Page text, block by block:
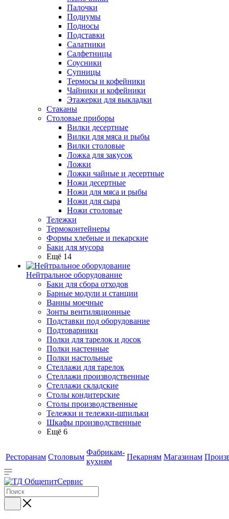
Палочки
Подиумы
Подносы
Подставки
Салатники
Салфетницы
Соусники
Супницы
Термосы и кофейники
Чайники и кофейники
Этажерки для выкладки
Стаканы
Столовые приборы
Вилки десертные
Вилки для мяса и рыбы
Вилки столовые
Ложка для закусок
Ложки
Ложки чайные и десертные
Ножи десертные
Ножи для мяса и рыбы
Ножи для сыра
Ножи столовые
Тележки
Термоконтейнеры
Формы хлебные и пекарские
Баки для мусора
Ещё 14
Нейтральное оборудование
Баки для сбора отходов
Барные модули и станции
Ванны моечные
Зонты вентиляционные
Подставки под оборудование
Подтоварники
Полки для тарелок и досок
Полки настенные
Полки настольные
Стеллажи для тарелок
Стеллажи производственные
Стеллажи складские
Столы кондитерские
Столы производственные
Тележки и тележки-шпильки
Шкафы производственные
Ещё 6
Ресторанам Столовым
Фабрикам-
кухням
Пекарням Магазинам